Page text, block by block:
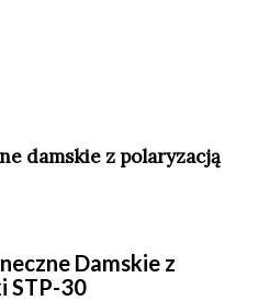
damskie z polaryzacją
Damskie z
STP-30